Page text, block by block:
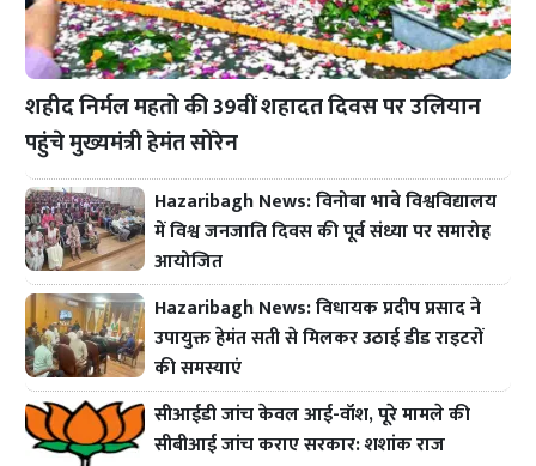
शहीद निर्मल महतो की 39वीं शहादत दिवस पर उलियान
पहुंचे मुख्यमंत्री हेमंत सोरेन
Hazaribagh News: विनोबा भावे विश्वविद्यालय
में विश्व जनजाति दिवस की पूर्व संध्या पर समारोह
आयोजित
Hazaribagh News: विधायक प्रदीप प्रसाद ने
उपायुक्त हेमंत सती से मिलकर उठाई डीड राइटरों
की समस्याएं
सीआईडी जांच केवल आई-वॉश, पूरे मामले की
सीबीआई जांच कराए सरकार: शशांक राज